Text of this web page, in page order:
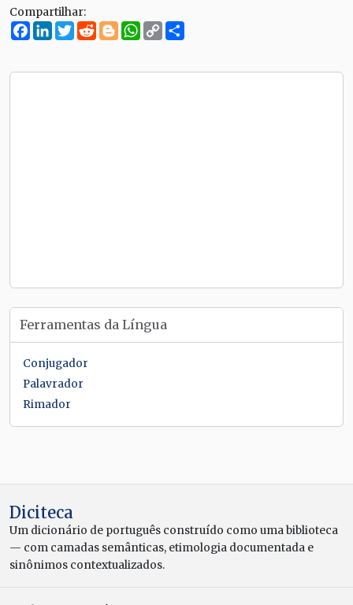
Compartilhar:
Facebook
LinkedIn
Twitter
RedditBloggerWhatsApp
Copy
Link
Ferramentas da Língua
Conjugador
Palavrador
Rimador
Diciteca
Um dicionário de português construído como uma biblioteca
— com camadas semânticas, etimologia documentada e
sinônimos contextualizados.